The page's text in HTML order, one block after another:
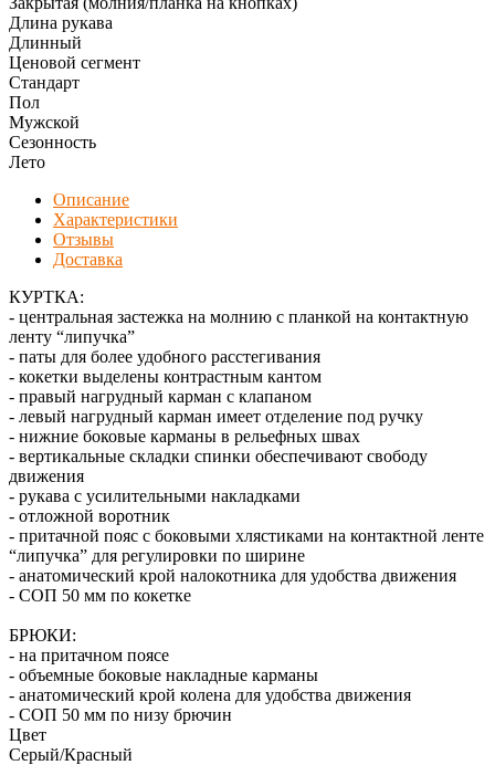
Длина рукава
Длинный
Ценовой сегмент
Стандарт
Пол
Мужской
Сезонность
Лето
Описание
Характеристики
Отзывы
Доставка
КУРТКА:
- центральная застежка на молнию с планкой на контактную
ленту “липучка”
- паты для более удобного расстегивания
- кокетки выделены контрастным кантом
- правый нагрудный карман с клапаном
- левый нагрудный карман имеет отделение под ручку
- нижние боковые карманы в рельефных швах
- вертикальные складки спинки обеспечивают свободу
движения
- рукава с усилительными накладками
- отложной воротник
- притачной пояс с боковыми хлястиками на контактной ленте
“липучка” для регулировки по ширине
- анатомический крой налокотника для удобства движения
- СОП 50 мм по кокетке
БРЮКИ:
- на притачном поясе
- объемные боковые накладные карманы
- анатомический крой колена для удобства движения
- СОП 50 мм по низу брючин
Цвет
Серый/Красный